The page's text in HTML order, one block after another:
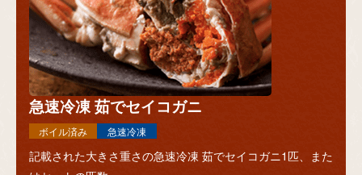
急速冷凍 茹でセイコガニ
ボイル済み 急速冷凍
記載された大きさ重さの急速冷凍 茹でセイコガニ1匹、また